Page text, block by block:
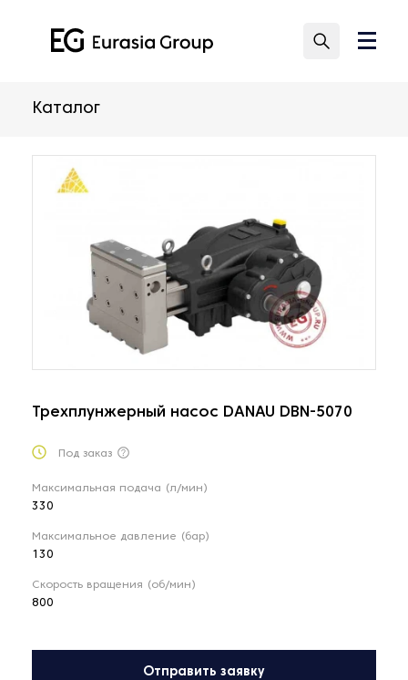
Каталог
Трехплунжерный насос DANAU DBN-5070
Под заказ
Максимальная подача (л/мин)
330
Максимальное давление (бар)
130
Скорость вращения (об/мин)
800
Отправить заявку